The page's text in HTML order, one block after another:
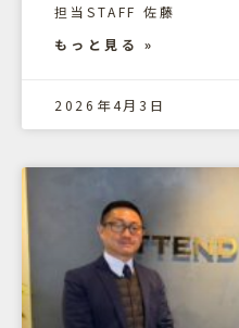
担当STAFF 佐藤
もっと見る »
2026年4月3日